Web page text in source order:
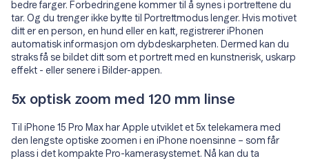
bedre farger. Forbedringene kommer til å synes i portrettene du
tar. Og du trenger ikke bytte til Portrettmodus lenger. Hvis motivet
ditt er en person, en hund eller en katt, registrerer iPhonen
automatisk informasjon om dybdeskarpheten. Dermed kan du
straks få se bildet ditt som et portrett med en kunstnerisk, uskarp
effekt - eller senere i Bilder-appen.
5x optisk zoom med 120 mm linse
Til iPhone 15 Pro Max har Apple utviklet et 5x telekamera med
den lengste optiske zoomen i en iPhone noensinne – som får
plass i det kompakte Pro-kamerasystemet. Nå kan du ta